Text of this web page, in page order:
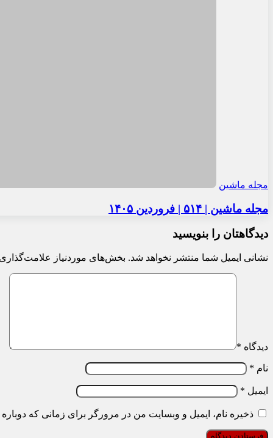
مجله ماشین
مجله ماشین | ۵۱۴ | فروردین ۱۴۰۵
دیدگاهتان را بنویسید
نشانی ایمیل شما منتشر نخواهد شد. بخش‌های موردنیاز
دیدگاه *
نام *
ایمیل *
ذخیره نام، ایمیل و وبسایت من در مرورگر برای زمانی که